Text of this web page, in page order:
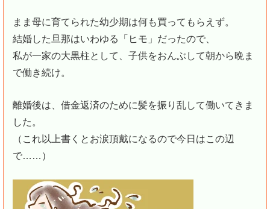
まま母に育てられた幼少期は何も買ってもらえず。
結婚した旦那はいわゆる「ヒモ」だったので、
私が一家の大黒柱として、子供をおんぶして朝から晩ま
で働き続け。
離婚後は、借金返済のために髪を振り乱して働いてきま
した。
（これ以上書くとお涙頂戴になるので今日はこの辺
で……）